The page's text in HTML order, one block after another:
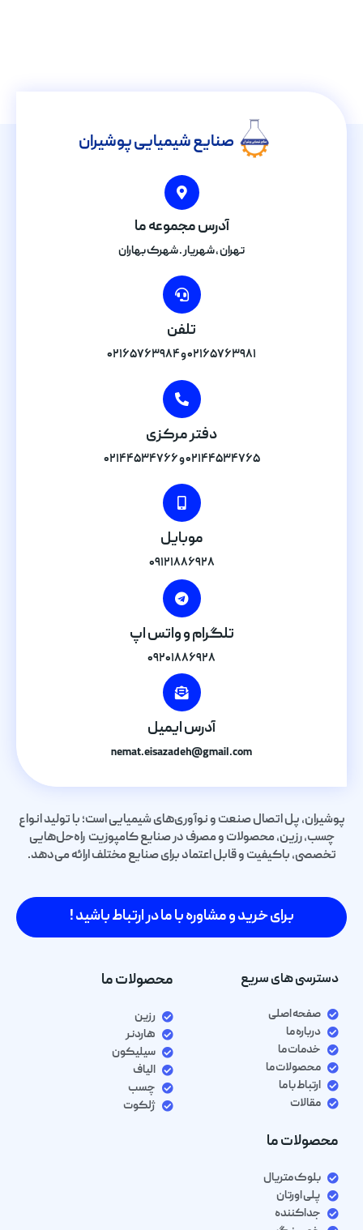
صنایع شیمیایی پوشیران
آدرس مجموعه ما
تهران , شهریار . شهرک بهاران
تلفن
۰۲۱۶۵۷۶۳۹۸۱ و ۰۲۱۶۵۷۶۳۹۸۴
دفتر مرکزی
۰۲۱۴۴۵۳۴۷۶۵ و ۰۲۱۴۴۵۳۴۷۶۶
موبایل
۰۹۱۲۱۸۸۶۹۲۸
تلگرام و واتس اپ
۰۹۲۰۱۸۸۶۹۲۸
آدرس ایمیل
nemat.eisazadeh@gmail.com
پوشیران، پل اتصال صنعت و نوآوری‌های شیمیایی است؛ با تولید انواع
چسب، رزین، محصولات و مصرف در صنایع کامپوزیت راه‌حل‌هایی
تخصصی، باکیفیت و قابل اعتماد برای صنایع مختلف ارائه می‌دهد.
برای خرید و مشاوره با ما در ارتباط باشید !
دسترسی های سریع
صفحه اصلی
درباره ما
خدمات ما
محصولات ما
ارتباط با ما
مقالات
محصولات ما
رزین
هاردنر
سیلیکون
الیاف
چسب
ژلکوت
محصولات ما
بلوک متریال
پلی اورتان
جداکننده